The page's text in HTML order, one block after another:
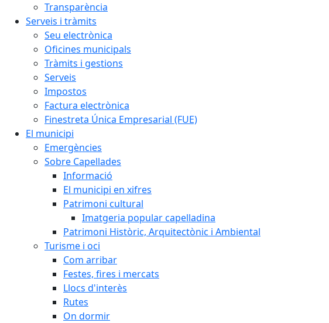
Transparència
Serveis i tràmits
Seu electrònica
Oficines municipals
Tràmits i gestions
Serveis
Impostos
Factura electrònica
Finestreta Única Empresarial (FUE)
El municipi
Emergències
Sobre Capellades
Informació
El municipi en xifres
Patrimoni cultural
Imatgeria popular capelladina
Patrimoni Històric, Arquitectònic i Ambiental
Turisme i oci
Com arribar
Festes, fires i mercats
Llocs d'interès
Rutes
On dormir